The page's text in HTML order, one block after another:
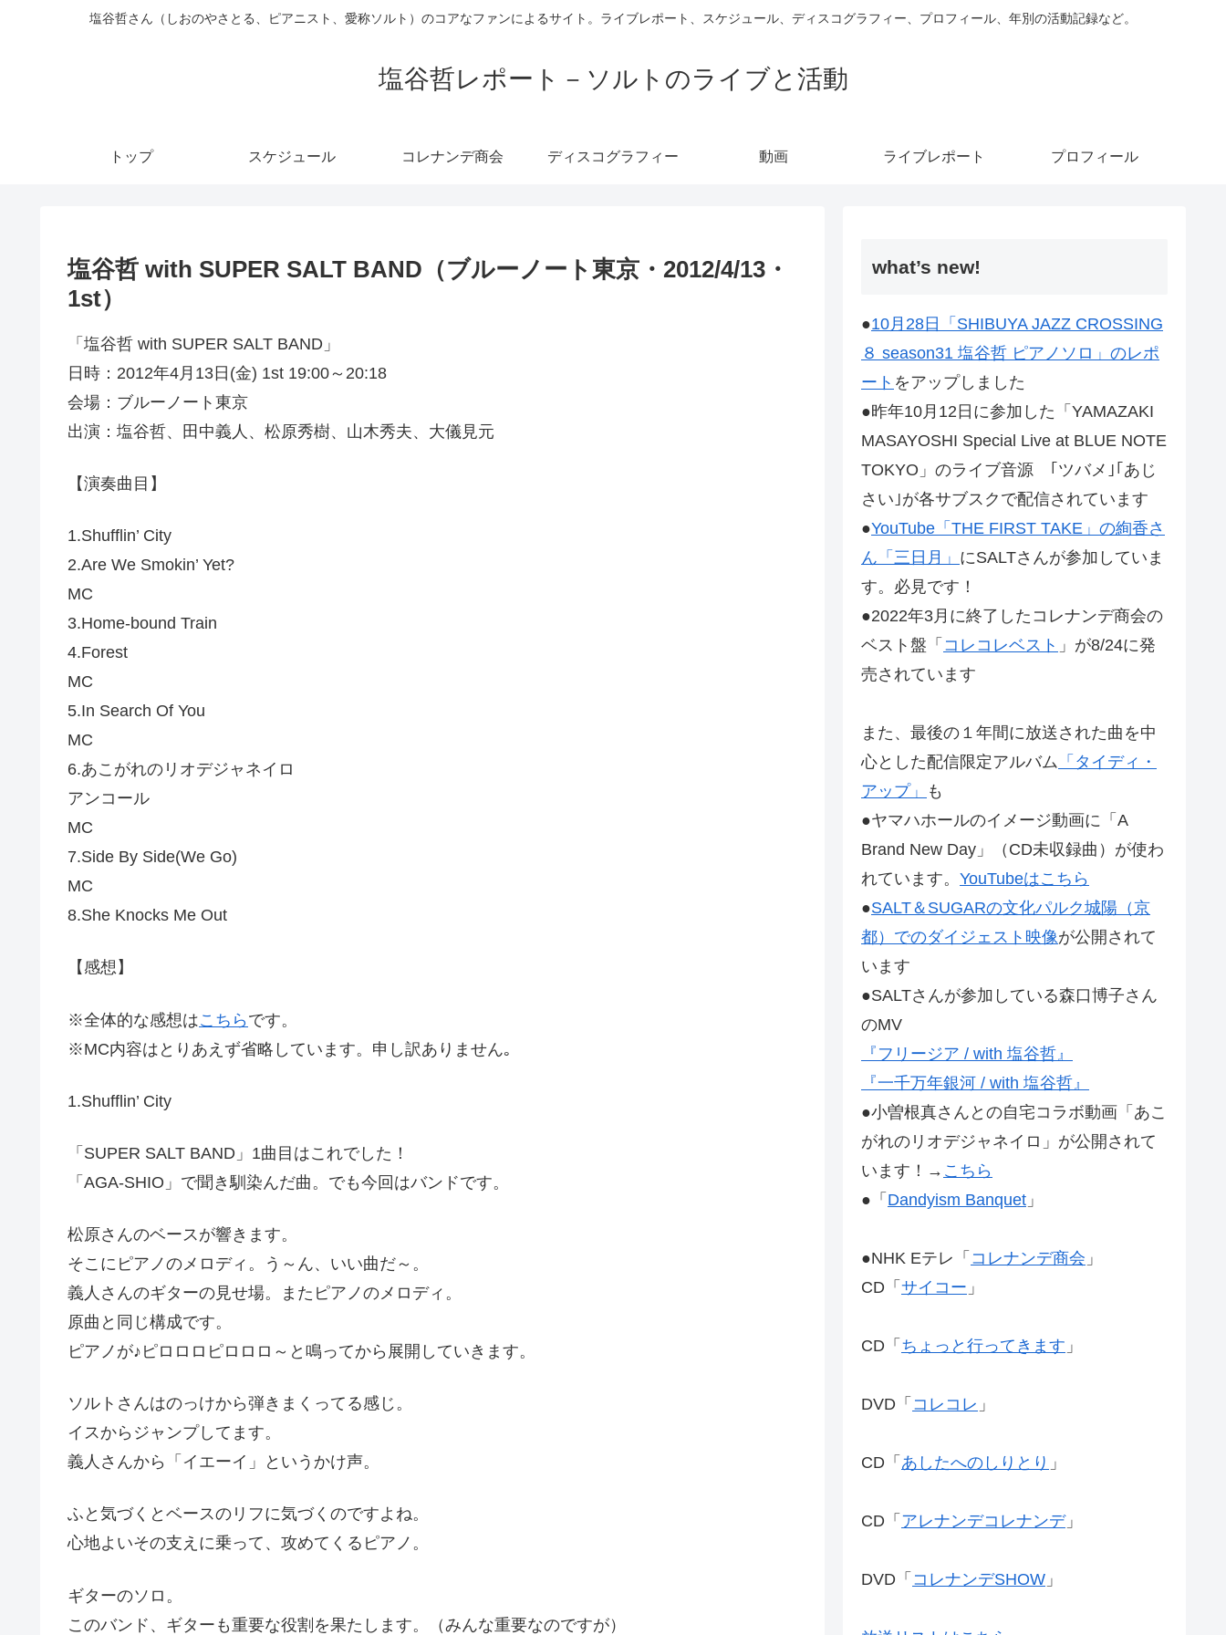
塩谷哲さん（しおのやさとる、ピアニスト、愛称ソルト）のコアなファンによるサイト。ライブレポート、スケジュール、ディスコグラフィー、プロフィール、年別の活動記録など。
塩谷哲レポート－ソルトのライブと活動
トップ スケジュール コレナンデ商会 ディスコグラフィー 動画 ライブレポート プロフィール
塩谷哲 with SUPER SALT BAND（ブルーノート東京・2012/4/13・
1st）
「塩谷哲 with SUPER SALT BAND」
日時：2012年4月13日(金) 1st 19:00～20:18
会場：ブルーノート東京
出演：塩谷哲、田中義人、松原秀樹、山木秀夫、大儀見元
【演奏曲目】
1.Shufflin’ City
2.Are We Smokin’ Yet?
MC
3.Home-bound Train
4.Forest
MC
5.In Search Of You
MC
6.あこがれのリオデジャネイロ
アンコール
MC
7.Side By Side(We Go)
MC
8.She Knocks Me Out
【感想】
※全体的な感想はこちら です。
※MC内容はとりあえず省略しています。申し訳ありません｡
1.Shufflin’ City
「SUPER SALT BAND」1曲目はこれでした！
「AGA-SHIO」で聞き馴染んだ曲。でも今回はバンドです。
松原さんのベースが響きます。
そこにピアノのメロディ。う～ん、いい曲だ～。
義人さんのギターの見せ場。またピアノのメロディ。
原曲と同じ構成です。
ピアノが♪ピロロロピロロロ～と鳴ってから展開していきます。
ソルトさんはのっけから弾きまくってる感じ。
イスからジャンプしてます。
義人さんから「イエーイ」というかけ声。
ふと気づくとベースのリフに気づくのですよね。
心地よいその支えに乗って、攻めてくるピアノ。
ギターのソロ。
このバンド、ギターも重要な役割を果たします。（みんな重要なのですが）
what’s new!
●10月28日「SHIBUYA JAZZ CROSSING
８ season31 塩谷哲 ピアノソロ」のレポ
ート をアップしました
●昨年10月12日に参加した「YAMAZAKI
MASAYOSHI Special Live at BLUE NOTE
TOKYO」のライブ音源 ｢ツバメ｣｢あじ
さい｣が各サブスクで配信されています
●YouTube「THE FIRST TAKE」の絢香さ
ん「三日月」 にSALTさんが参加していま
す。必見です！
●2022年3月に終了したコレナンデ商会の
ベスト盤「 コレコレベスト 」が8/24に発
売されています
また、最後の１年間に放送された曲を中
心とした配信限定アルバム 「タイディ・
アップ」
も
●ヤマハホールのイメージ動画に「A
Brand New Day」（CD未収録曲）が使わ
れています。 YouTubeはこちら
●SALT＆SUGARの文化パルク城陽（京
都）でのダイジェスト映像が公開されて
います
●SALTさんが参加している森口博子さん
のMV
『フリージア / with 塩谷哲』
『一千万年銀河 / with 塩谷哲』
●小曽根真さんとの自宅コラボ動画「あこ
がれのリオデジャネイロ」が公開されて
います！→ こちら
●「 Dandyism Banquet 」
●NHK Eテレ「 コレナンデ商会 」
CD「 サイコー 」
CD「 ちょっと行ってきます 」
DVD「 コレコレ 」
CD「 あしたへのしりとり 」
CD「 アレナンデコレナンデ」
DVD「 コレナンデSHOW 」